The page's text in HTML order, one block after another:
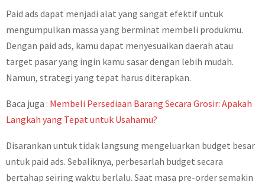
Paid ads dapat menjadi alat yang sangat efektif untuk
mengumpulkan massa yang berminat membeli produkmu.
Dengan paid ads, kamu dapat menyesuaikan daerah atau
target pasar yang ingin kamu sasar dengan lebih mudah.
Namun, strategi yang tepat harus diterapkan.
Baca juga : Membeli Persediaan Barang Secara Grosir: Apakah
Langkah yang Tepat untuk Usahamu?
Disarankan untuk tidak langsung mengeluarkan budget besar
untuk paid ads. Sebaliknya, perbesarlah budget secara
bertahap seiring waktu berlalu. Saat masa pre-order semakin